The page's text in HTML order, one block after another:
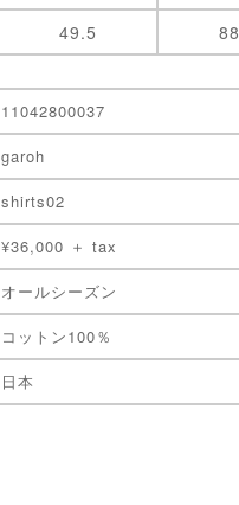
49.5 88
11042800037
garoh
shirts02
¥36,000 ＋ tax
オールシーズン
コットン100％
日本